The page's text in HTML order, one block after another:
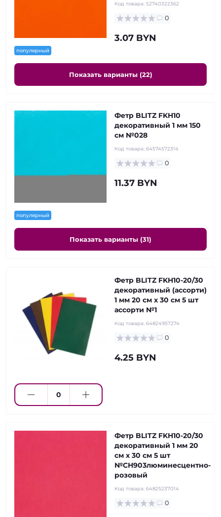
популярный
Код товара: 52740322362
0
3.07 BYN
Показать варианты (22)
популярный
Фетр BLITZ FKH10
декоративный 1 мм 150
см №028
Код товара: 64574572314
0
11.37 BYN
Показать варианты (31)
Фетр BLITZ FKH10-20/30
декоративный (ассорти)
1 мм 20 см х 30 см 5 шт
ассорти №1
Код товара: 64824957274
0
4.25 BYN
Фетр BLITZ FKH10-20/30
декоративный 1 мм 20
см х 30 см 5 шт
№СН903люминесцентно-
розовый
Код товара: 64825237014
0